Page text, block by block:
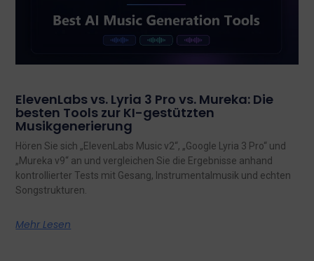
ElevenLabs vs. Lyria 3 Pro vs. Mureka: Die
besten Tools zur KI-gestützten
Musikgenerierung
Hören Sie sich „ElevenLabs Music v2“, „Google Lyria 3 Pro“ und
„Mureka v9“ an und vergleichen Sie die Ergebnisse anhand
kontrollierter Tests mit Gesang, Instrumentalmusik und echten
Songstrukturen.
Mehr Lesen